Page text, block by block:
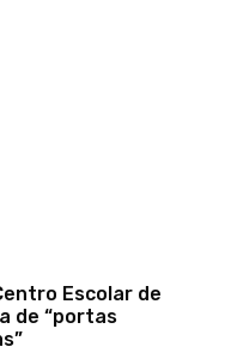
Escolar de
de “portas